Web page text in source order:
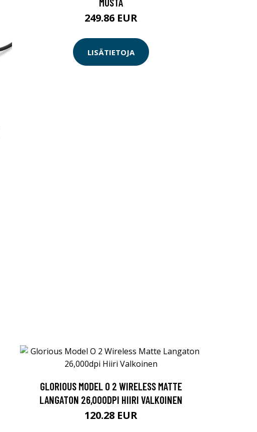
249.86 EUR
LISÄTIETOJA
GLORIOUS MODEL O 2 WIRELESS MATTE
LANGATON 26,000DPI HIIRI VALKOINEN
120.28 EUR